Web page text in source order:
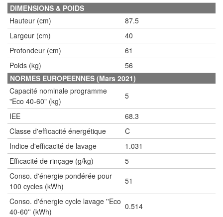
DIMENSIONS & POIDS
Hauteur (cm)
87.5
Largeur (cm)
40
Profondeur (cm)
61
Poids (kg)
56
NORMES EUROPEENNES (Mars 2021)
Capacité nominale programme
"Eco 40-60" (kg)
5
IEE
68.3
Classe d'efficacité énergétique
C
Indice d'efficacité de lavage
1.031
Efficacité de rinçage (g/kg)
5
Conso. d'énergie pondérée pour
100 cycles (kWh)
51
Conso. d'énergie cycle lavage ''Eco
40-60'' (kWh)
0.514